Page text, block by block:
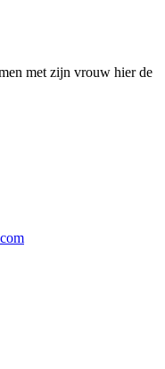
met zijn vrouw hier de